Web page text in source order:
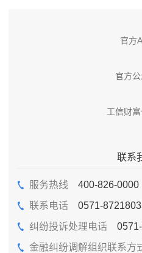
官方
官方
工信财
联系
服务热线 400-826-0000
联系电话0571-
纠纷投诉处理电话0571-
金融纠纷调解组织联系方